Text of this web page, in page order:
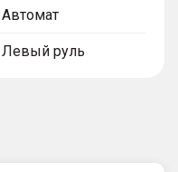
Автомат
Левый руль